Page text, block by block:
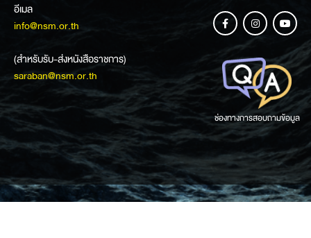
อีเมล
info@nsm.or.th
(สำหรับรับ-ส่งหนังสือราชการ)
saraban@nsm.or.th
ช่องทางการสอบถามข้อมูล